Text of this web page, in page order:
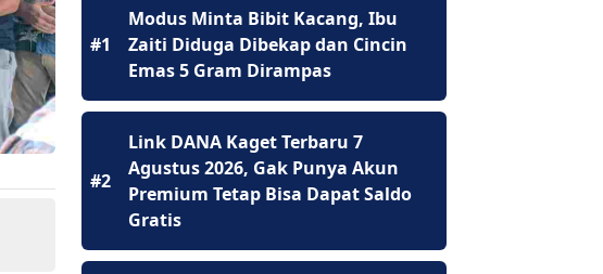
#1
Modus Minta Bibit Kacang, Ibu
Zaiti Diduga Dibekap dan Cincin
Emas 5 Gram Dirampas
#2
Link DANA Kaget Terbaru 7
Agustus 2026, Gak Punya Akun
Premium Tetap Bisa Dapat Saldo
Gratis